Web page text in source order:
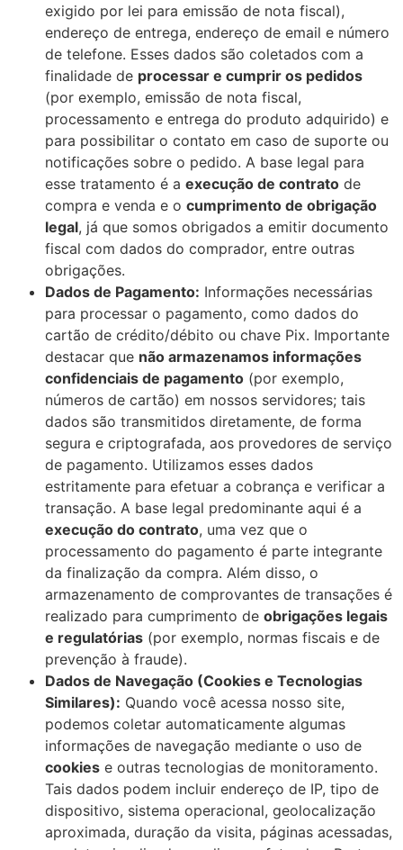
exigido por lei para emissão de nota fiscal),
endereço de entrega, endereço de email e número
de telefone. Esses dados são coletados com a
finalidade de processar e cumprir os pedidos
(por exemplo, emissão de nota fiscal,
processamento e entrega do produto adquirido) e
para possibilitar o contato em caso de suporte ou
notificações sobre o pedido. A base legal para
esse tratamento é a execução de contrato de
compra e venda e o cumprimento de obrigação
legal, já que somos obrigados a emitir documento
fiscal com dados do comprador, entre outras
obrigações.
Dados de Pagamento: Informações necessárias
para processar o pagamento, como dados do
cartão de crédito/débito ou chave Pix. Importante
destacar que não armazenamos informações
confidenciais de pagamento (por exemplo,
números de cartão) em nossos servidores; tais
dados são transmitidos diretamente, de forma
segura e criptografada, aos provedores de serviço
de pagamento. Utilizamos esses dados
estritamente para efetuar a cobrança e verificar a
transação. A base legal predominante aqui é a
execução do contrato, uma vez que o
processamento do pagamento é parte integrante
da finalização da compra. Além disso, o
armazenamento de comprovantes de transações é
realizado para cumprimento de obrigações legais
e regulatórias (por exemplo, normas fiscais e de
prevenção à fraude).
Dados de Navegação (Cookies e Tecnologias
Similares): Quando você acessa nosso site,
podemos coletar automaticamente algumas
informações de navegação mediante o uso de
cookies e outras tecnologias de monitoramento.
Tais dados podem incluir endereço de IP, tipo de
dispositivo, sistema operacional, geolocalização
aproximada, duração da visita, páginas acessadas,